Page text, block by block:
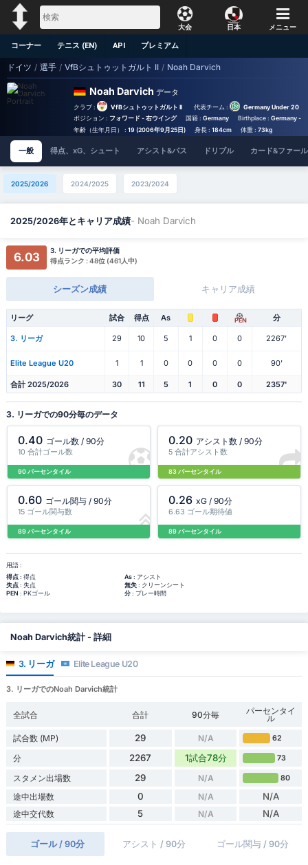
大会 日本 メニュー
コーナー テニス (EN) API プレミアム
ドイツ / 選手 / VfBシュトゥットガルト II / Noah Darvich
Noah Darvich データ
クラブ : VfBシュトゥットガルト II 代表チーム :
Germany Under 20
ポジション : フォワード - 右ウイング 国籍 : Germany Birthplace : Germany -
年齢（生年月日） : 19 (2006年9月25日) 身長 : 184cm 体重 : 73kg
一般 得点、xG、シュート アシスト&パス ドリブル カード&ファール
2025/2026 2024/2025 2023/2024
2025/2026年とキャリア成績- Noah Darvich
6.03
3. リーガでの平均評価
得点ランク : 48位 (461人中)
シーズン成績 キャリア成績
リーグ 試合 得点 As PEN 分
3. リーガ 29 10 5 1 0 0 2267'
Elite League U20 1 1 0 0 0 0 90'
合計 2025/2026 30 11 5 1 0 0 2357'
3. リーガでの90分毎のデータ
0.40 ゴール数 / 90分
10 合計ゴール数
90 パーセンタイル
0.20 アシスト数 / 90分
5 合計アシスト数
83 パーセンタイル
0.60 ゴール関与 / 90分
15 ゴール関与数
89 パーセンタイル
0.26 xG / 90分
6.63 ゴール期待値
89 パーセンタイル
用語 :
得点: 得点 As: アシスト
失点: 失点 無失: クリーンシート
PEN : PKゴール 分: プレー時間
Noah Darvich統計 - 詳細
3. リーガ Elite League U20
3. リーガでのNoah Darvich統計
全試合 合計 90分毎 パーセンタイ
ル
試合数 (MP)
29 N/A 62
分 2267 1試合78分 73
スタメン出場数 29 N/A 80
途中出場数 0 N/A N/A
途中交代数 5 N/A N/A
ゴール / 90分 アシスト / 90分 ゴール関与 / 90分